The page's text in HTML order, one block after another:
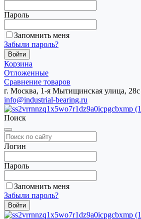
Пароль
Запомнить меня
Забыли пароль?
Корзина
Отложенные
Сравнение товаров
г. Москва, 1-я Мытищинская улица, 28с
info@industrial-bearing.ru
Поиск
Логин
Пароль
Запомнить меня
Забыли пароль?